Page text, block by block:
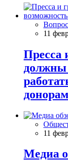
11
Пресса
должны
11
Meдиа